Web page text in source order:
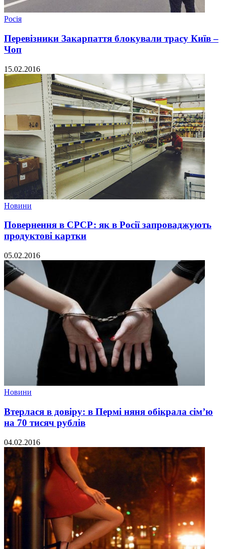
Росія
Перевізники Закарпаття блокували трасу Київ –
Чоп
15.02.2016
Новини
Повернення в СРСР: як в Росії запроваджують
продуктові картки
05.02.2016
Новини
Втерлася в довіру: в Пермі няня обікрала сім’ю
на 70 тисяч рублів
04.02.2016